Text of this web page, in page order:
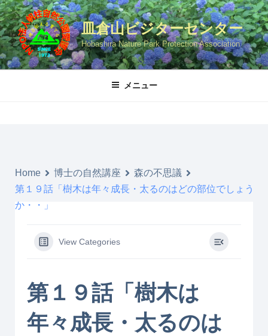
コ
ン
テ
ン
ツ
皿倉山ビジターセンター
Hobashira Nature Park Protection Association
メニュー
Home 博士の自然講座
森の不思議
第１９話「樹木は年々成長・太るのはどの部位でしょう
か・・」
View Categories
第１９話「樹木は
年々成長・太るのは